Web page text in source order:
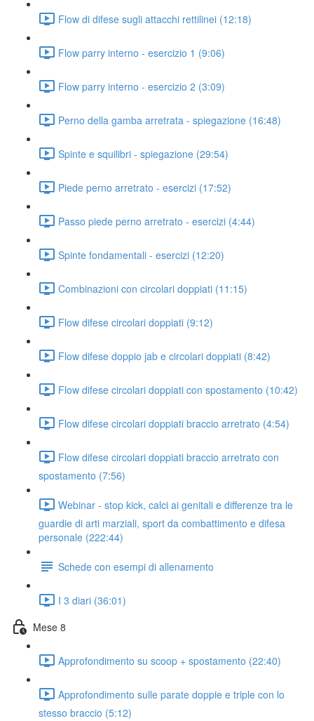
Flow di difese sugli attacchi rettilinei (12:18)
Flow parry interno - esercizio 1 (9:06)
Flow parry interno - esercizio 2 (3:09)
Perno della gamba arretrata - spiegazione (16:48)
Spinte e squilibri - spiegazione (29:54)
Piede perno arretrato - esercizi (17:52)
Passo piede perno arretrato - esercizi (4:44)
Spinte fondamentali - esercizi (12:20)
Combinazioni con circolari doppiati (11:15)
Flow difese circolari doppiati (9:12)
Flow difese doppio jab e circolari doppiati (8:42)
Flow difese circolari doppiati con spostamento (10:42)
Flow difese circolari doppiati braccio arretrato (4:54)
Flow difese circolari doppiati braccio arretrato con
spostamento (7:56)
Webinar - stop kick, calci ai genitali e differenze tra le
guardie di arti marziali, sport da combattimento e difesa
personale (222:44)
Schede con esempi di allenamento
I 3 diari (36:01)
Mese 8
Approfondimento su scoop + spostamento (22:40)
Approfondimento sulle parate doppie e triple con lo
stesso braccio (5:12)